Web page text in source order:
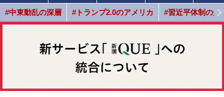
#中東動乱の深層 #トランプ2.0のアメリカ #習近平体制の光